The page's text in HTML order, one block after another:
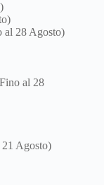
al 28 Agosto)
al 28
Agosto)